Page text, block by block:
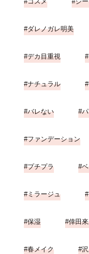
ダレノガレ明美
デカ目重視
ナチュラル
バレない
ファンデーション
プチプラ
ミラージュ
保湿 倖田
春メイク